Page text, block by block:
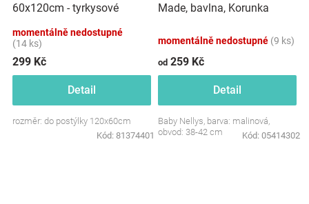
60x120cm - tyrkysové
momentálně nedostupné
(14 ks)
299 Kč
Detail
rozměr: do postýlky 120x60cm
Kód: 81374401
Made, bavlna, Korunka
momentálně nedostupné (9 ks)
od 259 Kč
Detail
Baby Nellys, barva: malinová,
obvod: 38-42 cm
Kód: 05414302